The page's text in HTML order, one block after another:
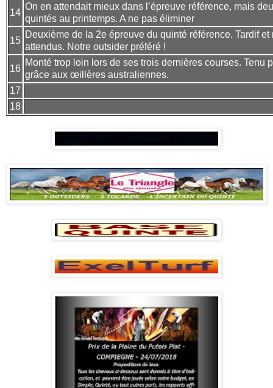
14
On en attendait mieux dans l’épreuve référence, mais
quintés au printemps. A ne pas éliminer
15
Deuxième de la 2e épreuve du quinté référence. Tardif
attendus. Notre outsider préféré !
16
Monté trop loin lors de ses trois dernières courses. Tenu
grâce aux œillères australiennes.
17
18